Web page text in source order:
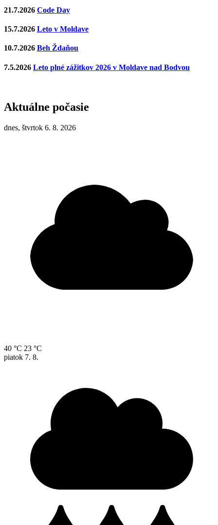
21.7.2026 Code Day
15.7.2026 Leto v Moldave
10.7.2026 Beh Ždaňou
7.5.2026 Leto plné zážitkov 2026 v Moldave nad Bodvou
Aktuálne počasie
dnes, štvrtok 6. 8. 2026
40 °C 23 °C
piatok 7. 8.